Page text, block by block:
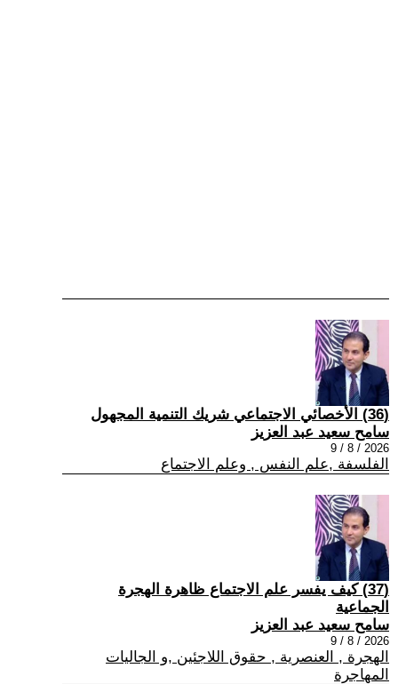
(36) الأخصائي الاجتماعي شريك التنمية المجهول
سامح سعيد عبد العزيز
2026 / 8 / 9
الفلسفة ,علم النفس , وعلم الاجتماع
(37) كيف يفسر علم الاجتماع ظاهرة الهجرة
الجماعية
سامح سعيد عبد العزيز
2026 / 8 / 9
الهجرة , العنصرية , حقوق اللاجئين ,و الجاليات
المهاجرة